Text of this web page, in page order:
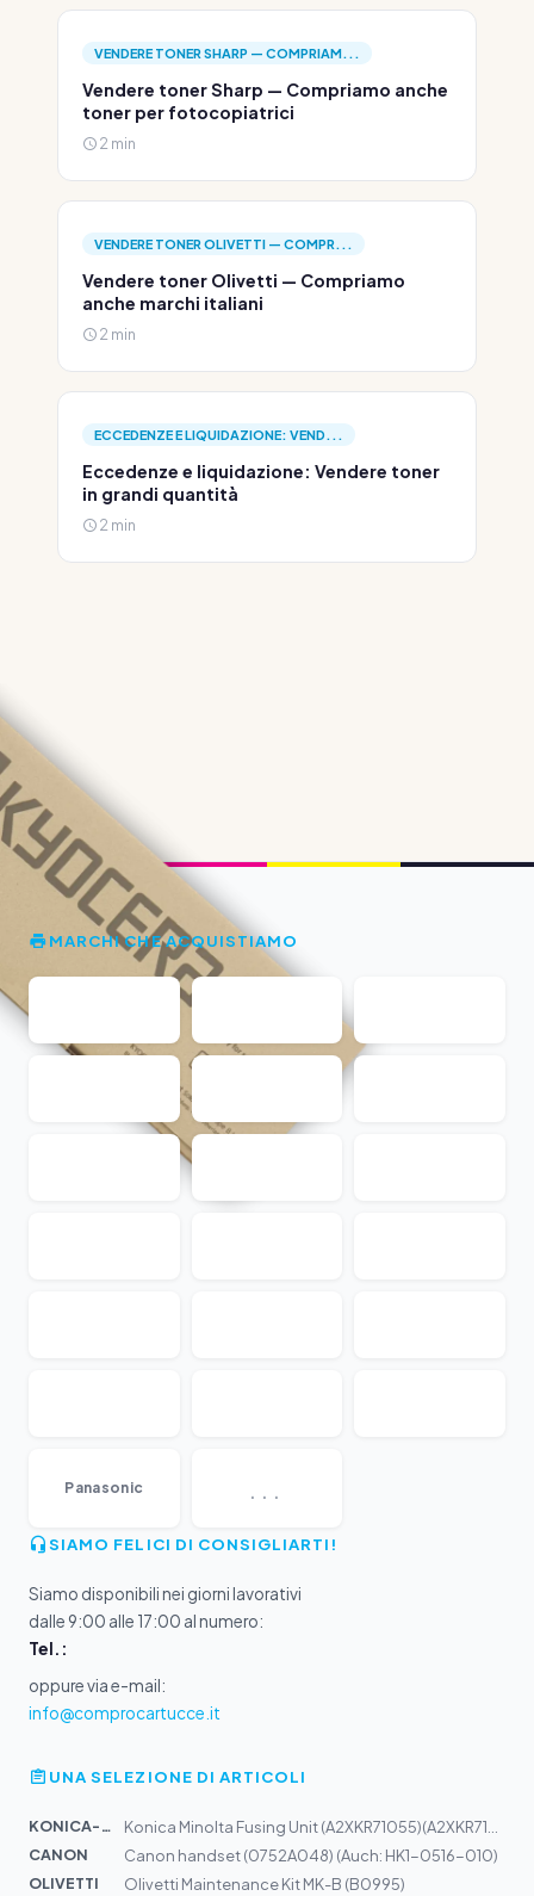
VENDERE TONER SHARP — COMPRIAM...
Vendere toner Sharp — Compriamo anche
toner per fotocopiatrici
2 min
VENDERE TONER OLIVETTI — COMPR...
Vendere toner Olivetti — Compriamo
anche marchi italiani
2 min
ECCEDENZE E LIQUIDAZIONE: VEND...
Eccedenze e liquidazione: Vendere toner
in grandi quantità
2 min
MARCHI CHE ACQUISTIAMO
Panasonic ...
SIAMO FELICI DI CONSIGLIARTI!
Siamo disponibili nei giorni lavorativi
dalle 9:00 alle 17:00 al numero:
Tel.:
oppure via e-mail:
info@comprocartucce.it
UNA SELEZIONE DI ARTICOLI
KONICA-MIN...
CANON
Canon handset (0752A048) (Auch: HK1-0516-010)
OLIVETTI
Olivetti Maintenance Kit MK-B (B0995)